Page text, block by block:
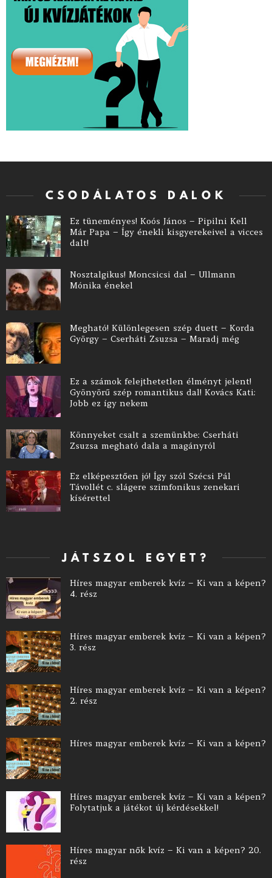
CSODÁLATOS DALOK
Ez tüneményes! Koós János – Pipilni Kell
Már Papa – Így énekli kisgyerekeivel a vicces
dalt!
Nosztalgikus! Moncsicsi dal – Ullmann
Mónika énekel
Megható! Különlegesen szép duett – Korda
György – Cserháti Zsuzsa – Maradj még
Ez a számok felejthetetlen élményt jelent!
Gyönyörű szép romantikus dal! Kovács Kati:
Jobb ez így nekem
Könnyeket csalt a szemünkbe: Cserháti
Zsuzsa megható dala a magányról
Ez elképesztően jó! Így szól Szécsi Pál
Távollét c. slágere szimfonikus zenekari
kísérettel
JÁTSZOL EGYET?
Híres magyar emberek kvíz – Ki van a képen?
4. rész
Híres magyar emberek kvíz – Ki van a képen?
3. rész
Híres magyar emberek kvíz – Ki van a képen?
2. rész
Híres magyar emberek kvíz – Ki van a képen?
Híres magyar emberek kvíz – Ki van a képen?
Folytatjuk a játékot új kérdésekkel!
Híres magyar nők kvíz – Ki van a képen? 20.
rész